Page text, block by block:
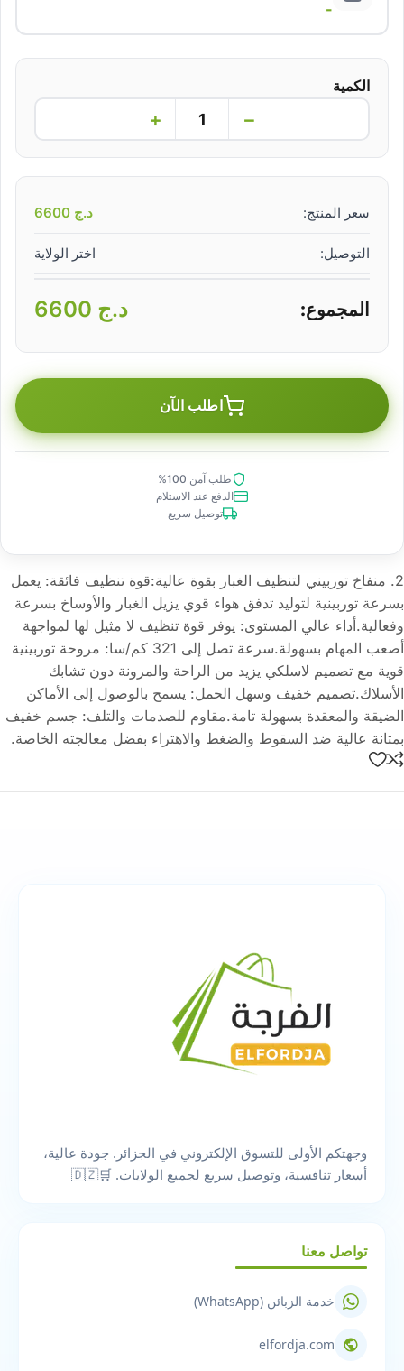
-
الكمية
−
+
سعر المنتج: د.ج
التوصيل: اختر الولاية
المجموع: د.ج
اطلب الآن
طلب آمن 100%
الدفع عند الاستلام
توصيل سريع
2. منفاخ توربيني لتنظيف الغبار بقوة عالية:قوة تنظيف فائقة: يعمل
بسرعة توربينية لتوليد تدفق هواء قوي يزيل الغبار والأوساخ بسرعة
وفعالية.أداء عالي المستوى: يوفر قوة تنظيف لا مثيل لها لمواجهة
أصعب المهام بسهولة.سرعة تصل إلى 321 كم/سا: مروحة توربينية
قوية مع تصميم لاسلكي يزيد من الراحة والمرونة دون تشابك
الأسلاك.تصميم خفيف وسهل الحمل: يسمح بالوصول إلى الأماكن
الضيقة والمعقدة بسهولة تامة.مقاوم للصدمات والتلف: جسم خفيف
بمتانة عالية ضد السقوط والضغط والاهتراء بفضل معالجته الخاصة.
وجهتكم الأولى للتسوق الإلكتروني في الجزائر. جودة عالية،
أسعار تنافسية، وتوصيل سريع لجميع الولايات. 🛒🇩🇿
تواصل معنا
خدمة الزبائن (WhatsApp)
elfordja.com